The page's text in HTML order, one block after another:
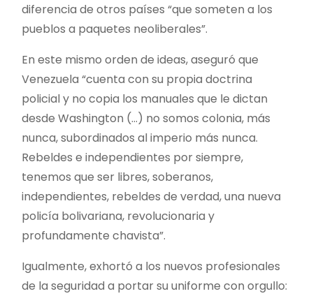
diferencia de otros países “que someten a los
pueblos a paquetes neoliberales”.
En este mismo orden de ideas, aseguró que
Venezuela “cuenta con su propia doctrina
policial y no copia los manuales que le dictan
desde Washington (…) no somos colonia, más
nunca, subordinados al imperio más nunca.
Rebeldes e independientes por siempre,
tenemos que ser libres, soberanos,
independientes, rebeldes de verdad, una nueva
policía bolivariana, revolucionaria y
profundamente chavista”.
Igualmente, exhortó a los nuevos profesionales
de la seguridad a portar su uniforme con orgullo: